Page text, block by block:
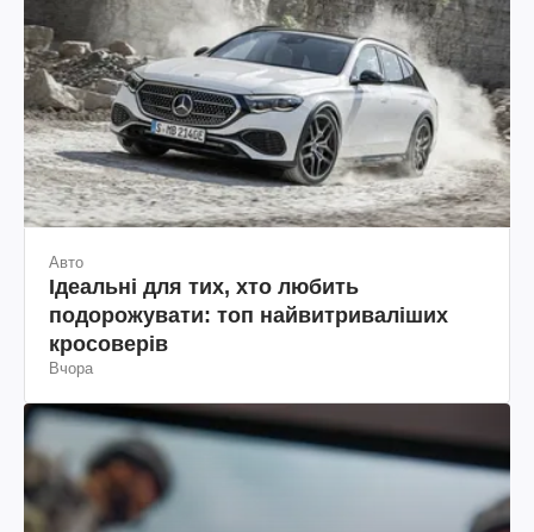
Авто
Ідеальні для тих, хто любить
подорожувати: топ найвитриваліших
кросоверів
Вчора